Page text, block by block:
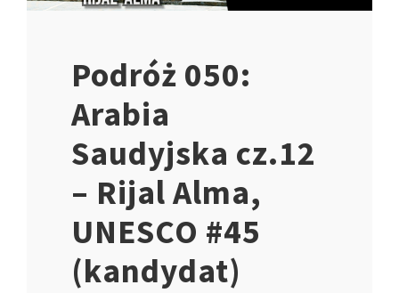
Podróż 050:
Arabia
Saudyjska cz.12
– Rijal Alma,
UNESCO #45
(kandydat)